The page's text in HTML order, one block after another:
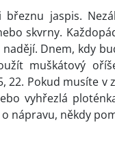
jaspis.
skvrny.
Dnem, kdy
muškátový
22. Pokud musíte
vyhřezlá
nápravu, někdy